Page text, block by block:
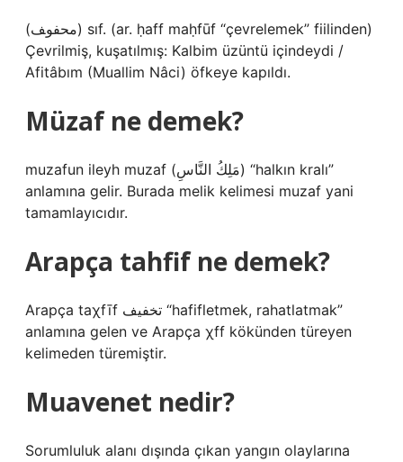
(ﻣﺤﻔﻮﻒ) sıf. (ar. ḥaff maḥfūf “çevrelemek” fiilinden)
Çevrilmiş, kuşatılmış: Kalbim üzüntü içindeydi /
Afitâbım (Muallim Nâci) öfkeye kapıldı.
Müzaf ne demek?
muzafun ileyh muzaf (مَلِكُ النَّاسِ) “halkın kralı”
anlamına gelir. Burada melik kelimesi muzaf yani
tamamlayıcıdır.
Arapça tahfif ne demek?
Arapça taχfīf تخفيف “hafifletmek, rahatlatmak”
anlamına gelen ve Arapça χff kökünden türeyen
kelimeden türemiştir.
Muavenet nedir?
Sorumluluk alanı dışında çıkan yangın olaylarına